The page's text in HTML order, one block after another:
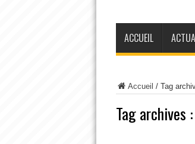
ACCUEIL
Accueil / Tag
Tag archives :